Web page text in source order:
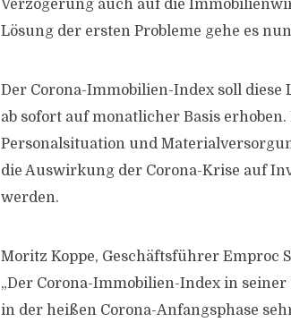
Verzögerung auch auf die
Lösung der ersten Probleme gehe es
Der Corona-Immobilien-Index soll
ab sofort auf monatlicher Basis
Personalsituation und
die Auswirkung der Corona-Krise auf
werden.
Moritz Koppe, Geschäftsführer Emproc
„Der Corona-Immobilien-Index in
in der heißen Corona-Anfangsphase